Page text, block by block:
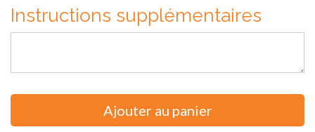
Instructions supplémentaires